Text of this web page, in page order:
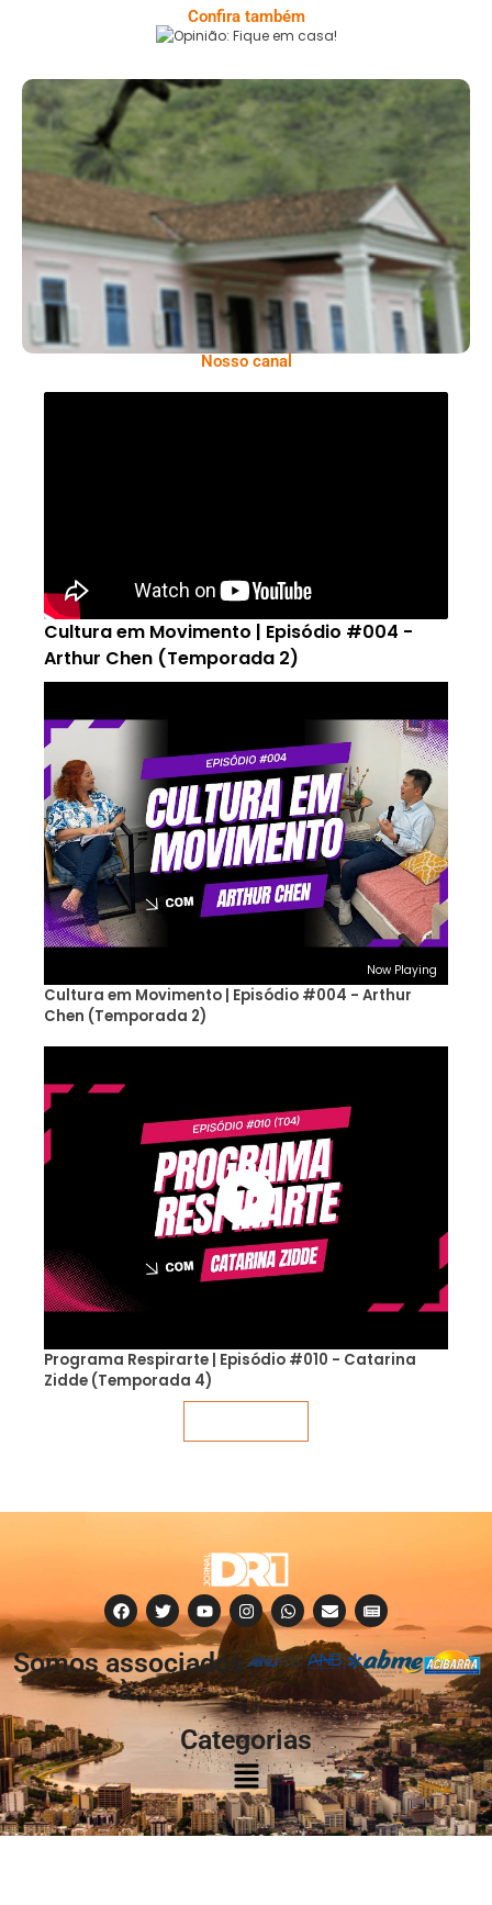
Confira também
Opinião: Fique Em Casa!
Serra: Fazenda Santa Cecília – Um Legado
Histórico Repleto De Beleza
Nosso canal
Cultura em Movimento | Episódio #004 -
Arthur Chen (Temporada 2)
Now Playing
Cultura em Movimento | Episódio #004 - Arthur
Chen (Temporada 2)
Programa Respirarte | Episódio #010 - Catarina
Zidde (Temporada 4)
Somos associados
à:
Categorias